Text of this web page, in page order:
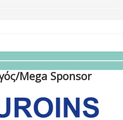
Mega Sponsor